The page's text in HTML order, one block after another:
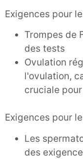
Exigences pour
Trompes de
des tests
Ovulation
l'ovulation,
cruciale
Exigences pour
Les
des